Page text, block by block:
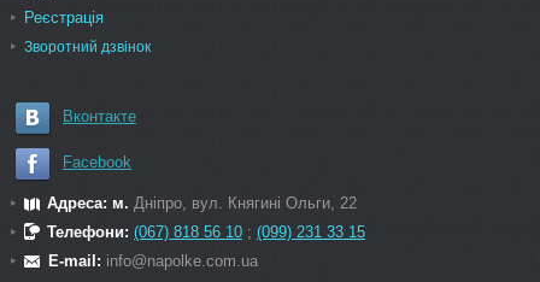
Реєстрація
Зворотний дзвінок
Вконтакте
Facebook
Адреса: м. Дніпро, вул. Княгині Ольги, 22
Телефони: (067) 818 56 10 ; (099) 231 33 15
E-mail: info@napolke.com.ua